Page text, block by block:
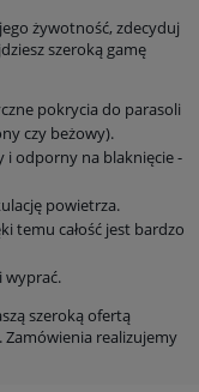
żywotność, zdecyduj
szeroką gamę
pokrycia do parasoli
czy beżowy).
i odporny na blaknięcie -
powietrza.
temu całość jest bardzo
wyprać.
szeroką ofertą
realizujemy